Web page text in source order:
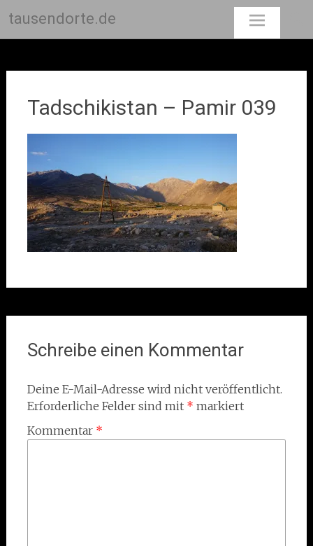
tausendorte.de
Tadschikistan – Pamir 039
Schreibe einen Kommentar
Deine E-Mail-Adresse wird nicht veröffentlicht.
Erforderliche Felder sind mit * markiert
Kommentar *